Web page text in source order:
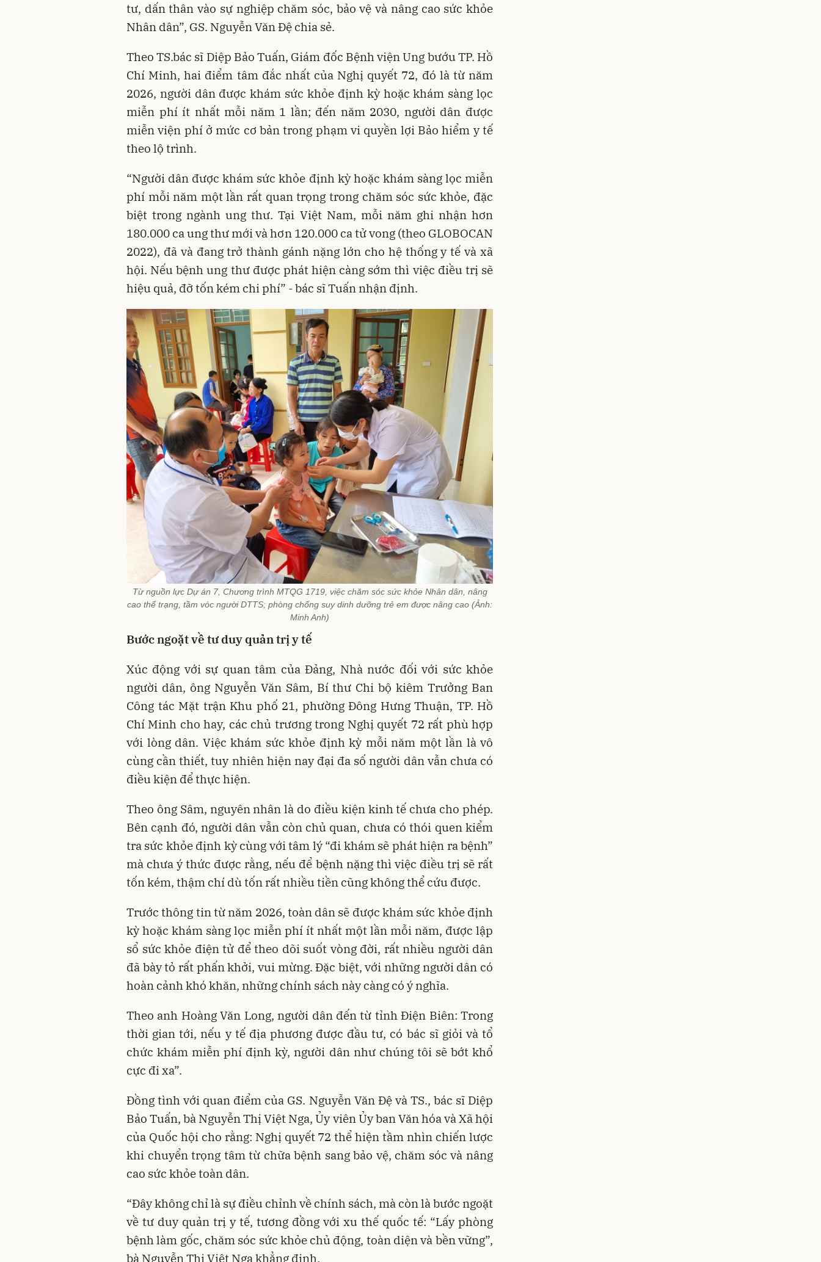
tư, dấn thân vào sự nghiệp chăm sóc, bảo vệ và nâng cao sức khỏe
Nhân dân”, GS. Nguyễn Văn Đệ chia sẻ.
Theo TS.bác sĩ Diệp Bảo Tuấn, Giám đốc Bệnh viện Ung bướu TP. Hồ
Chí Minh, hai điểm tâm đắc nhất của Nghị quyết 72, đó là từ năm
2026, người dân được khám sức khỏe định kỳ hoặc khám sàng lọc
miễn phí ít nhất mỗi năm 1 lần; đến năm 2030, người dân được
miễn viện phí ở mức cơ bản trong phạm vi quyền lợi Bảo hiểm y tế
theo lộ trình.
“Người dân được khám sức khỏe định kỳ hoặc khám sàng lọc miễn
phí mỗi năm một lần rất quan trọng trong chăm sóc sức khỏe, đặc
biệt trong ngành ung thư. Tại Việt Nam, mỗi năm ghi nhận hơn
180.000 ca ung thư mới và hơn 120.000 ca tử vong (theo GLOBOCAN
2022), đã và đang trở thành gánh nặng lớn cho hệ thống y tế và xã
hội. Nếu bệnh ung thư được phát hiện càng sớm thì việc điều trị sẽ
hiệu quả, đỡ tốn kém chi phí” - bác sĩ Tuấn nhận định.
Từ nguồn lực Dự án 7, Chương trình MTQG 1719, việc chăm sóc sức khỏe Nhân dân, nâng
cao thể trạng, tầm vóc người DTTS; phòng chống suy dinh dưỡng trẻ em được nâng cao (Ảnh:
Minh Anh)
Bước ngoặt về tư duy quản trị y tế
Xúc động với sự quan tâm của Đảng, Nhà nước đối với sức khỏe
người dân, ông Nguyễn Văn Sâm, Bí thư Chi bộ kiêm Trưởng Ban
Công tác Mặt trận Khu phố 21, phường Đông Hưng Thuận, TP. Hồ
Chí Minh cho hay, các chủ trương trong Nghị quyết 72 rất phù hợp
với lòng dân. Việc khám sức khỏe định kỳ mỗi năm một lần là vô
cùng cần thiết, tuy nhiên hiện nay đại đa số người dân vẫn chưa có
điều kiện để thực hiện.
Theo ông Sâm, nguyên nhân là do điều kiện kinh tế chưa cho phép.
Bên cạnh đó, người dân vẫn còn chủ quan, chưa có thói quen kiểm
tra sức khỏe định kỳ cùng với tâm lý “đi khám sẽ phát hiện ra bệnh”
mà chưa ý thức được rằng, nếu để bệnh nặng thì việc điều trị sẽ rất
tốn kém, thậm chí dù tốn rất nhiều tiền cũng không thể cứu được.
Trước thông tin từ năm 2026, toàn dân sẽ được khám sức khỏe định
kỳ hoặc khám sàng lọc miễn phí ít nhất một lần mỗi năm, được lập
sổ sức khỏe điện tử để theo dõi suốt vòng đời, rất nhiều người dân
đã bày tỏ rất phấn khởi, vui mừng. Đặc biệt, với những người dân có
hoàn cảnh khó khăn, những chính sách này càng có ý nghĩa.
Theo anh Hoàng Văn Long, người dân đến từ tỉnh Điện Biên: Trong
thời gian tới, nếu y tế địa phương được đầu tư, có bác sĩ giỏi và tổ
chức khám miễn phí định kỳ, người dân như chúng tôi sẽ bớt khổ
cực đi xa”.
Đồng tình với quan điểm của GS. Nguyễn Văn Đệ và TS., bác sĩ Diệp
Bảo Tuấn, bà Nguyễn Thị Việt Nga, Ủy viên Ủy ban Văn hóa và Xã hội
của Quốc hội cho rằng: Nghị quyết 72 thể hiện tầm nhìn chiến lược
khi chuyển trọng tâm từ chữa bệnh sang bảo vệ, chăm sóc và nâng
cao sức khỏe toàn dân.
“Đây không chỉ là sự điều chỉnh về chính sách, mà còn là bước ngoặt
về tư duy quản trị y tế, tương đồng với xu thế quốc tế: “Lấy phòng
bệnh làm gốc, chăm sóc sức khỏe chủ động, toàn diện và bền vững”,
bà Nguyễn Thị Việt Nga khẳng định.